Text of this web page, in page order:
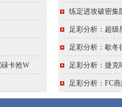
卡抢W
练定进攻破密集
足彩分析：超级
足彩分析：歇冬
足彩分析：捷克
足彩分析：FC